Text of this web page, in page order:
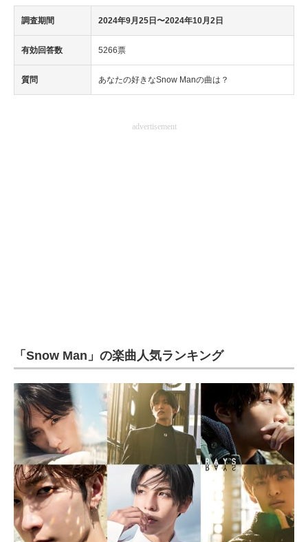
調査期間 2024年9月25日〜2024年10月2日
有効回答数 5266票
質問 あなたの好きなSnow Manの曲は？
advertisement
「Snow Man」の楽曲人気ランキング